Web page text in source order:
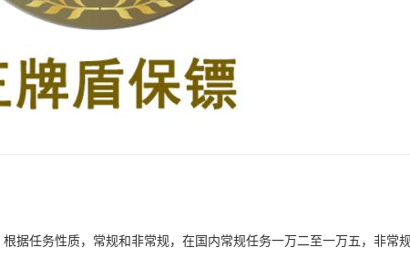
据任务性质，常规和非常规，在国内常规任务一万二至一万五，非常